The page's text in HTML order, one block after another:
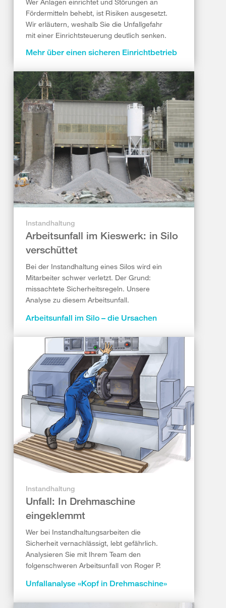
Wer Anlagen einrichtet und Störungen an
Fördermitteln behebt, ist Risiken ausgesetzt.
Wir erläutern, weshalb Sie die Unfallgefahr
mit einer Einrichtsteuerung deutlich senken.
Mehr über einen sicheren Einrichtbetrieb
Instandhaltung
Arbeitsunfall im Kieswerk: in Silo
verschüttet
Bei der Instandhaltung eines Silos wird ein
Mitarbeiter schwer verletzt. Der Grund:
missachtete Sicherheitsregeln. Unsere
Analyse zu diesem Arbeitsunfall.
Arbeitsunfall im Silo – die Ursachen
Instandhaltung
Unfall: In Drehmaschine
eingeklemmt
Wer bei Instandhaltungsarbeiten die
Sicherheit vernachlässigt, lebt gefährlich.
Analysieren Sie mit Ihrem Team den
folgenschweren Arbeitsunfall von Roger P.
Unfallanalyse «Kopf in Drehmaschine»